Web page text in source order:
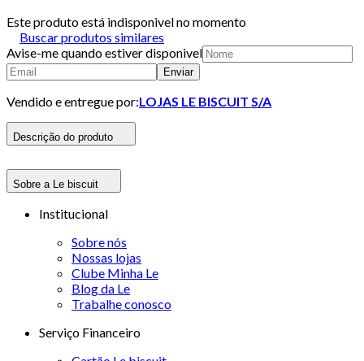
Este produto está indisponivel no momento
Buscar produtos similares
Avise-me quando estiver disponivel
Enviar
Vendido e entregue por:LOJAS LE BISCUIT S/A
Descrição do produto
Sobre a Le biscuit
Institucional
Sobre nós
Nossas lojas
Clube Minha Le
Blog da Le
Trabalhe conosco
Serviço Financeiro